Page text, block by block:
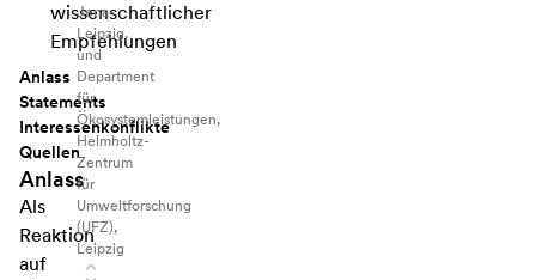
wissenschaftlicher
Empfehlungen
Anlass
Statements
Interessenkonflikte
Quellen
Anlass
Als
Reaktion
auf
Jena-
Leipzig,
und
Department
für
Ökosystemleistungen,
Helmholtz-
Zentrum
für
Umweltforschung
(UFZ),
Leipzig